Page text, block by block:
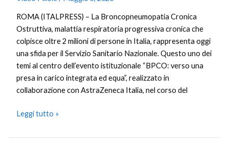
ROMA (ITALPRESS) – La Broncopneumopatia Cronica
Ostruttiva, malattia respiratoria progressiva cronica che
colpisce oltre 2 milioni di persone in Italia, rappresenta oggi
una sfida per il Servizio Sanitario Nazionale. Questo uno dei
temi al centro dell’evento istituzionale “BPCO: verso una
presa in carico integrata ed equa”, realizzato in
collaborazione con AstraZeneca Italia, nel corso del
Leggi tutto »